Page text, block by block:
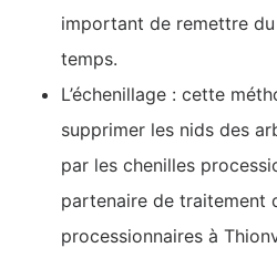
important de remettre
temps.
L’échenillage : cette
supprimer les nids des
par les chenilles
partenaire de traitement
processionnaires à